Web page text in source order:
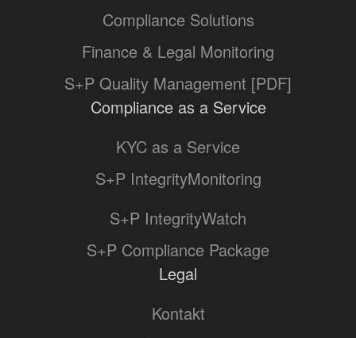
Compliance Solutions
Finance & Legal Monitoring
S+P Quality Management [PDF]
Compliance as a Service
KYC as a Service
S+P IntegrityMonitoring
S+P IntegrityWatch
S+P Compliance Package
Legal
Kontakt